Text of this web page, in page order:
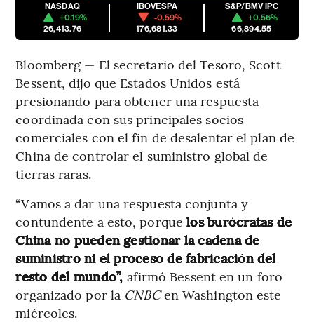
NASDAQ
+0.19%
26,413.76
IBOVESPA
-0.59%
176,681.33
S&P/BMV IPC
+0.56%
66,894.55
Bloomberg — El secretario del Tesoro, Scott
Bessent, dijo que Estados Unidos está
presionando para obtener una respuesta
coordinada con sus principales socios
comerciales con el fin de desalentar el plan de
China de controlar el suministro global de
tierras raras.
“Vamos a dar una respuesta conjunta y
contundente a esto, porque los burócratas de
China no pueden gestionar la cadena de
suministro ni el proceso de fabricación del
resto del mundo”, afirmó Bessent en un foro
organizado por la CNBCen Washington este
miércoles.